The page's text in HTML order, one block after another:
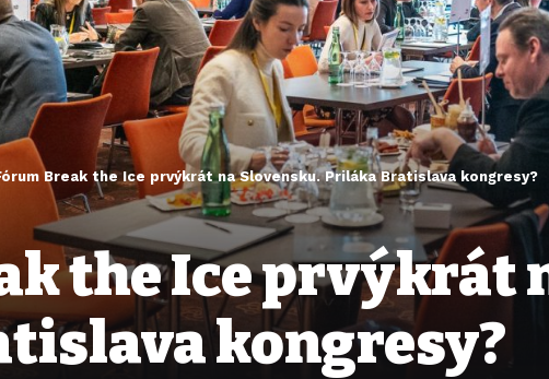
Break the Ice prvýkrát na Slovensku. Priláka Bratislava kongresy?
the Ice prvýkrát
kongresy?